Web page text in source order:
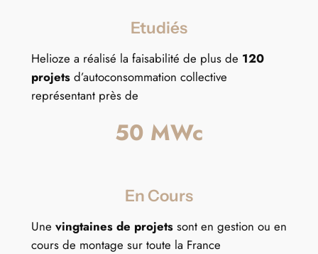
Etudiés
Helioze a réalisé la faisabilité de plus de 120
projetsd’autoconsommation collective
représentant près de
50 MWc
En Cours
Une vingtaines de projetssont en gestion ou en
cours de montage sur toute la France